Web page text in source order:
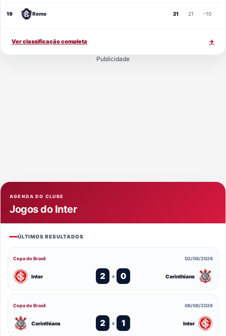
19 Remo 21 21 -10
Ver classificação completa →
Publicidade
AGENDA DO CLUBE
Jogos do Inter
ÚLTIMOS RESULTADOS
Copa do Brasil 02/08/2026
Inter 2 x 0 Corinthians
Copa do Brasil 06/08/2026
Corinthians 2 x 1 Inter